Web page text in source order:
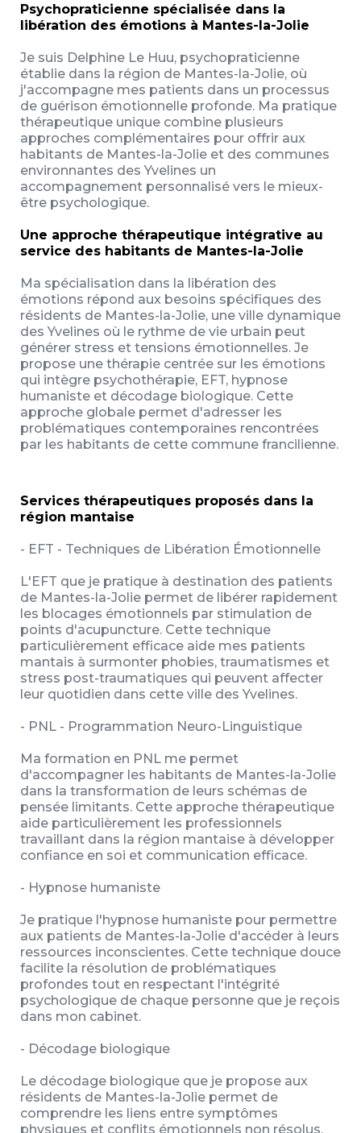
Psychopraticienne spécialisée dans la
libération des émotions à Mantes-la-Jolie
Je suis Delphine Le Huu, psychopraticienne
établie dans la région de Mantes-la-Jolie, où
j'accompagne mes patients dans un processus
de guérison émotionnelle profonde. Ma pratique
thérapeutique unique combine plusieurs
approches complémentaires pour offrir aux
habitants de Mantes-la-Jolie et des communes
environnantes des Yvelines un
accompagnement personnalisé vers le mieux-
être psychologique.
Une approche thérapeutique intégrative au
service des habitants de Mantes-la-Jolie
Ma spécialisation dans la libération des
émotions répond aux besoins spécifiques des
résidents de Mantes-la-Jolie, une ville dynamique
des Yvelines où le rythme de vie urbain peut
générer stress et tensions émotionnelles. Je
propose une thérapie centrée sur les émotions
qui intègre psychothérapie, EFT, hypnose
humaniste et décodage biologique. Cette
approche globale permet d'adresser les
problématiques contemporaines rencontrées
par les habitants de cette commune francilienne.
Services thérapeutiques proposés dans la
région mantaise
- EFT - Techniques de Libération Émotionnelle
L'EFT que je pratique à destination des patients
de Mantes-la-Jolie permet de libérer rapidement
les blocages émotionnels par stimulation de
points d'acupuncture. Cette technique
particulièrement efficace aide mes patients
mantais à surmonter phobies, traumatismes et
stress post-traumatiques qui peuvent affecter
leur quotidien dans cette ville des Yvelines.
- PNL - Programmation Neuro-Linguistique
Ma formation en PNL me permet
d'accompagner les habitants de Mantes-la-Jolie
dans la transformation de leurs schémas de
pensée limitants. Cette approche thérapeutique
aide particulièrement les professionnels
travaillant dans la région mantaise à développer
confiance en soi et communication efficace.
- Hypnose humaniste
Je pratique l'hypnose humaniste pour permettre
aux patients de Mantes-la-Jolie d'accéder à leurs
ressources inconscientes. Cette technique douce
facilite la résolution de problématiques
profondes tout en respectant l'intégrité
psychologique de chaque personne que je reçois
dans mon cabinet.
- Décodage biologique
Le décodage biologique que je propose aux
résidents de Mantes-la-Jolie permet de
comprendre les liens entre symptômes
physiques et conflits émotionnels non résolus.